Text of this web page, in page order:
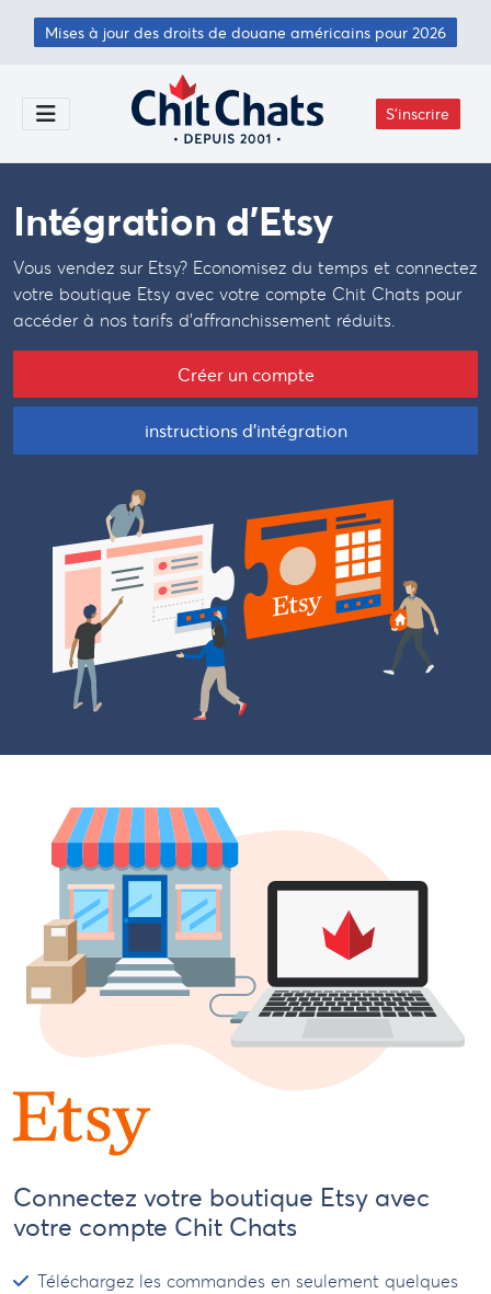
Passer au contenu principal
Mises à jour des droits de douane américains pour 2026
Toggle Menu
S'inscrire
Intégration d’Etsy
Vous vendez sur Etsy? Economisez du temps et connectez
votre boutique Etsy avec votre compte Chit Chats pour
accéder à nos tarifs d’affranchissement réduits.
Créer un compte
instructions d'intégration
Connectez votre boutique Etsy avec
votre compte Chit Chats
Téléchargez les commandes en seulement quelques